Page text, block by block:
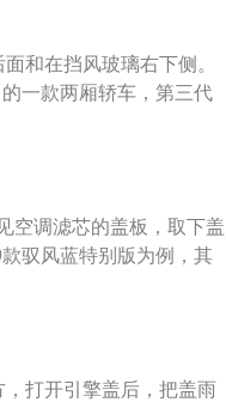
芯，这些颗粒物进入车
是没有活性炭，一种是
。4、空调滤芯的更换
清水清洗。
和在挡风玻璃右下侧。
一款两厢轿车，第三代
，已在全世界115个国
启停系统，VSA车辆稳定
技。
空调滤芯的盖板，取下盖
驭风蓝特别版为例，其
轴距为1873毫米，油箱
66千瓦，最大功率转速
打开引擎盖后，把盖雨